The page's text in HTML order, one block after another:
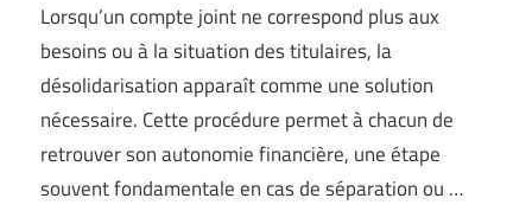
Lorsqu’un compte joint ne correspond plus aux
besoins ou à la situation des titulaires, la
désolidarisation apparaît comme une solution
nécessaire. Cette procédure permet à chacun de
retrouver son autonomie financière, une étape
souvent fondamentale en cas de séparation ou …